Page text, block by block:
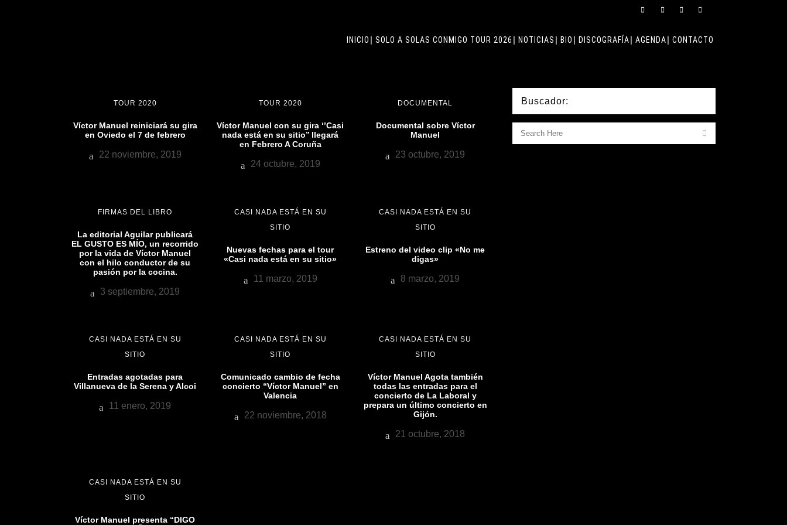
INICIO SOLO A SOLAS CONMIGO TOUR 2026 NOTICIAS BIO DISCOGRAFÍA AGENDA CONTACTO
TOUR 2020
Víctor Manuel reiniciará su gira
en Oviedo el 7 de febrero
22 noviembre, 2019
TOUR 2020
Víctor Manuel con su gira ‘’Casi
nada está en su sitio’’ llegará
en Febrero A Coruña
24 octubre, 2019
DOCUMENTAL
Documental sobre Víctor
Manuel
23 octubre, 2019
FIRMAS DEL LIBRO
La editorial Aguilar publicará
EL GUSTO ES MÍO, un recorrido
por la vida de Víctor Manuel
con el hilo conductor de su
pasión por la cocina.
3 septiembre, 2019
CASI NADA ESTÁ EN SU
SITIO
Nuevas fechas para el tour
«Casi nada está en su sitio»
11 marzo, 2019
CASI NADA ESTÁ EN SU
SITIO
Estreno del video clip «No me
digas»
8 marzo, 2019
CASI NADA ESTÁ EN SU
SITIO
Entradas agotadas para
Villanueva de la Serena y Alcoi
11 enero, 2019
CASI NADA ESTÁ EN SU
SITIO
Comunicado cambio de fecha
concierto “Víctor Manuel” en
Valencia
22 noviembre, 2018
CASI NADA ESTÁ EN SU
SITIO
Víctor Manuel Agota también
todas las entradas para el
concierto de La Laboral y
prepara un último concierto en
Gijón.
21 octubre, 2018
CASI NADA ESTÁ EN SU
SITIO
Víctor Manuel presenta “DIGO
Buscador: